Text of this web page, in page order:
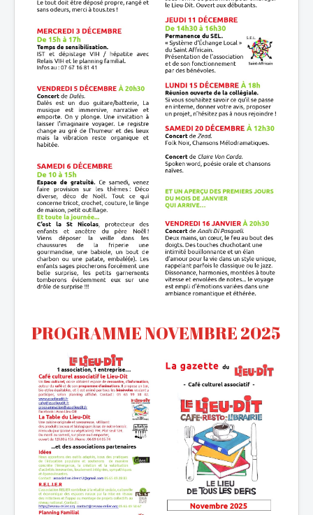
PROGRAMME NOVEMBRE2025